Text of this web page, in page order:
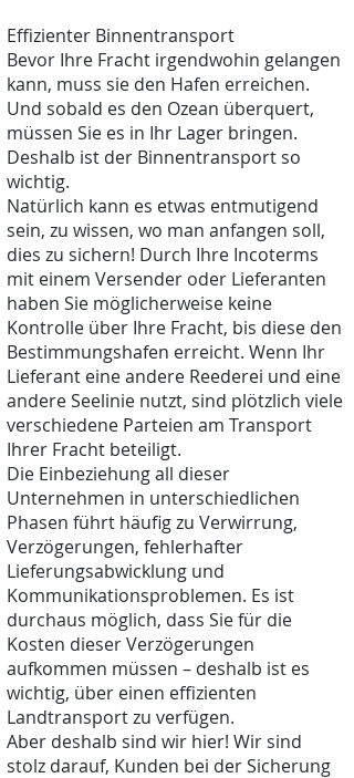
Effizienter Binnentransport
Bevor Ihre Fracht irgendwohin gelangen
kann, muss sie den Hafen erreichen.
Und sobald es den Ozean überquert,
müssen Sie es in Ihr Lager bringen.
Deshalb ist der Binnentransport so
wichtig.
Natürlich kann es etwas entmutigend
sein, zu wissen, wo man anfangen soll,
dies zu sichern! Durch Ihre Incoterms
mit einem Versender oder Lieferanten
haben Sie möglicherweise keine
Kontrolle über Ihre Fracht, bis diese den
Bestimmungshafen erreicht. Wenn Ihr
Lieferant eine andere Reederei und eine
andere Seelinie nutzt, sind plötzlich viele
verschiedene Parteien am Transport
Ihrer Fracht beteiligt.
Die Einbeziehung all dieser
Unternehmen in unterschiedlichen
Phasen führt häufig zu Verwirrung,
Verzögerungen, fehlerhafter
Lieferungsabwicklung und
Kommunikationsproblemen. Es ist
durchaus möglich, dass Sie für die
Kosten dieser Verzögerungen
aufkommen müssen – deshalb ist es
wichtig, über einen effizienten
Landtransport zu verfügen.
Aber deshalb sind wir hier! Wir sind
stolz darauf, Kunden bei der Sicherung